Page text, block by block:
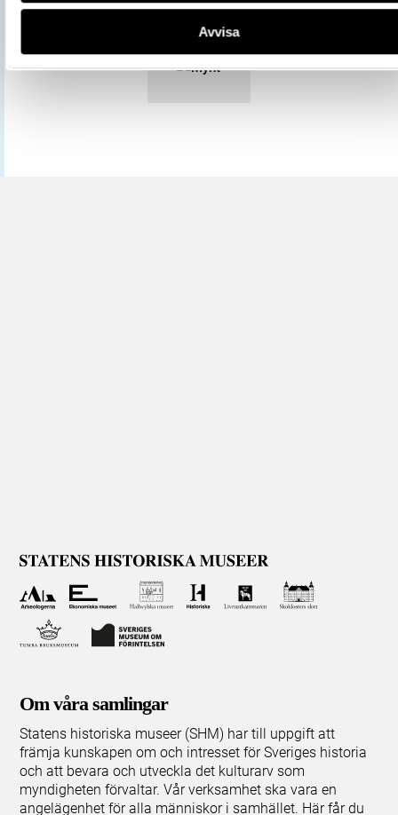
Avvisa
Om våra samlingar
Statens historiska museer (SHM) har till uppgift att
främja kunskapen om och intresset för Sveriges historia
och att bevara och utveckla det kulturarv som
myndigheten förvaltar. Vår verksamhet ska vara en
angelägenhet för alla människor i samhället. Här får du